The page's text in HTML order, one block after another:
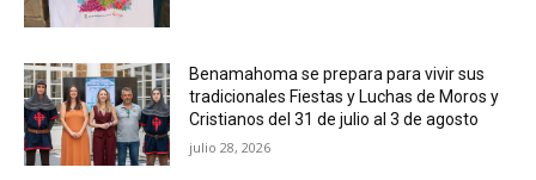
Benamahoma se prepara para vivir sus
tradicionales Fiestas y Luchas de Moros y
Cristianos del 31 de julio al 3 de agosto
julio 28, 2026